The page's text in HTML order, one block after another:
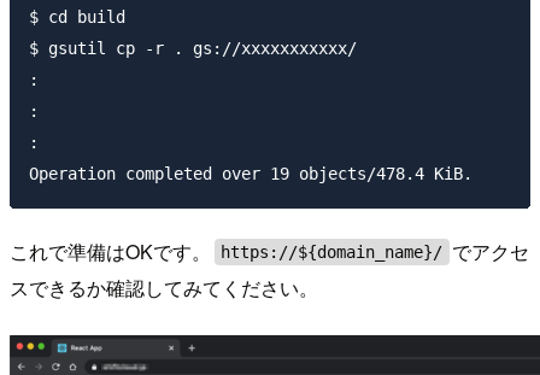
$ cd build
$ gsutil cp -r . gs://xxxxxxxxxxx/
:
:
:
これで準備はOKです。 https://${domain_name}/ でアクセ
スできるか確認してみてください。